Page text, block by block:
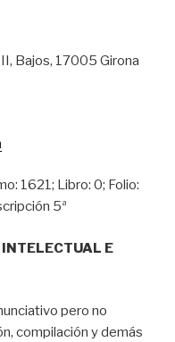
Bajos, 17005 Girona
1621; Libro: 0; Folio:
5ª
INTELECTUAL E
pero no
compilación y demás